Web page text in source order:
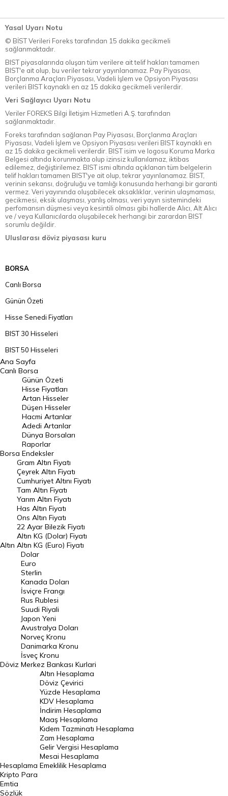
Yasal Uyarı Notu
© BİST Verileri Foreks tarafından 15 dakika gecikmeli
sağlanmaktadır.
BIST piyasalarında oluşan tüm verilere ait telif hakları tamamen
BIST'e ait olup, bu veriler tekrar yayınlanamaz. Pay Piyasası,
Borçlanma Araçları Piyasası, Vadeli İşlem ve Opsiyon Piyasası
verileri BIST kaynaklı en az 15 dakika gecikmeli verilerdir.
Veri Sağlayıcı Uyarı Notu
Veriler FOREKS Bilgi İletişim Hizmetleri A.Ş. tarafından
sağlanmaktadır.
Foreks tarafından sağlanan Pay Piyasası, Borçlanma Araçları
Piyasası, Vadeli İşlem ve Opsiyon Piyasası verileri BIST kaynaklı en
az 15 dakika gecikmeli verilerdir. BIST isim ve logosu Koruma Marka
Belgesi altında korunmakta olup izinsiz kullanılamaz, iktibas
edilemez, değiştirilemez. BIST ismi altında açıklanan tüm belgelerin
telif hakları tamamen BIST'ye ait olup, tekrar yayınlanamaz. BIST,
verinin sekansı, doğruluğu ve tamlığı konusunda herhangi bir garanti
vermez. Veri yayınında oluşabilecek aksaklıklar, verinin ulaşmaması,
gecikmesi, eksik ulaşması, yanlış olması, veri yayın sistemindeki
perfomansın düşmesi veya kesintili olması gibi hallerde Alıcı, Alt Alıcı
ve / veya Kullanıcılarda oluşabilecek herhangi bir zarardan BIST
sorumlu değildir.
Uluslarası döviz piyasası kuru
BORSA
Canlı Borsa
Günün Özeti
Hisse Senedi Fiyatları
BIST 30 Hisseleri
BIST 50 Hisseleri
BIST 100 Hisseleri
En Çok Artan Hisseler
En Çok Düşen Hisseler
Hacmi Artanlar
Geçmiş Kapanışlar
Dünya Borsaları
Raporlar
Endeksler
DÖVİZ
Döviz Kuru
Dolar Kuru
Euro Kuru
Pound Kuru
Frank Kuru
Riyal Kuru
Avustralya Doları
Danimarka Kronu Kuru
Kanada Doları Kuru
Norveç Kronu Kuru
İsveç Kronu Kuru
Japon Yeni Kuru
Serbest Piyasa Döviz Kurları
Merkez Bankası Döviz Kurları
Altın Fiyatları
Gram Altın Fiyatı
Ana Sayfa
Canlı Borsa
Borsa
Günün Özeti
Hisse Fiyatları
Artan Hisseler
Düşen Hisseler
Hacmi Artanlar
Adedi Artanlar
Dünya Borsaları
Raporlar
Endeksler
Altın
Gram Altın Fiyatı
Çeyrek Altın Fiyatı
Cumhuriyet Altını Fiyatı
Tam Altın Fiyatı
Yarım Altın Fiyatı
Has Altın Fiyatı
Ons Altın Fiyatı
22 Ayar Bilezik Fiyatı
Altın KG (Dolar) Fiyatı
Altın KG (Euro) Fiyatı
Döviz
Dolar
Euro
Sterlin
Kanada Doları
İsviçre Frangı
Rus Rublesi
Suudi Riyali
Japon Yeni
Avustralya Doları
Norveç Kronu
Danimarka Kronu
İsveç Kronu
Merkez Bankası Kurlari
Hesaplama
Altın Hesaplama
Döviz Çevirici
Yüzde Hesaplama
KDV Hesaplama
İndirim Hesaplama
Maaş Hesaplama
Kıdem Tazminatı Hesaplama
Zam Hesaplama
Gelir Vergisi Hesaplama
Mesai Hesaplama
Emeklilik Hesaplama
Kripto Para
Emtia
Sözlük